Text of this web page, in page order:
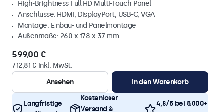
High-Brightness Full HD Multi-Touch Panel
Anschlüsse: HDMI, DisplayPort, USB-C, VGA
Montage: Einbau- und Panelmontage
Außenmaße: 260 x 178 x 37 mm
599,00 €
712,81 € inkl. MwSt.
Ansehen
In den Warenkorb
Langfristige
Kostenloser
Versand &
4,8/5 bei 5.000+